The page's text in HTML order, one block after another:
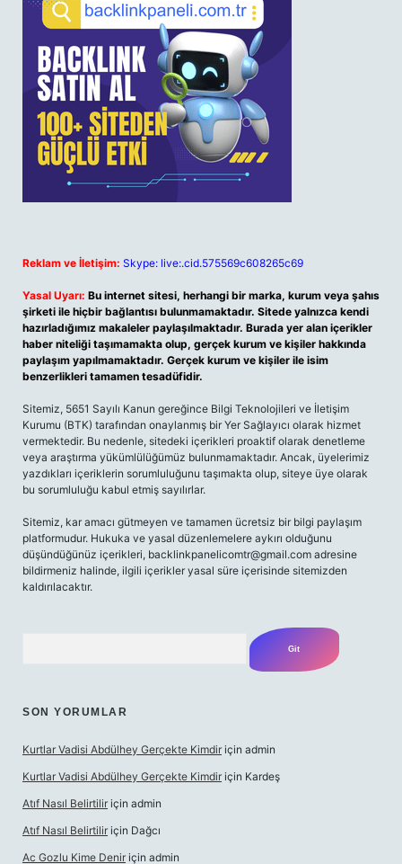
Reklam ve İletişim: Skype: live:.cid.575569c608265c69
Yasal Uyarı: Bu internet sitesi, herhangi bir marka, kurum veya şahıs
şirketi ile hiçbir bağlantısı bulunmamaktadır. Sitede yalnızca kendi
hazırladığımız makaleler paylaşılmaktadır. Burada yer alan içerikler
haber niteliği taşımamakta olup, gerçek kurum ve kişiler hakkında
paylaşım yapılmamaktadır. Gerçek kurum ve kişiler ile isim
benzerlikleri tamamen tesadüfidir.
Sitemiz, 5651 Sayılı Kanun gereğince Bilgi Teknolojileri ve İletişim
Kurumu (BTK) tarafından onaylanmış bir Yer Sağlayıcı olarak hizmet
vermektedir. Bu nedenle, sitedeki içerikleri proaktif olarak denetleme
veya araştırma yükümlülüğümüz bulunmamaktadır. Ancak, üyelerimiz
yazdıkları içeriklerin sorumluluğunu taşımakta olup, siteye üye olarak
bu sorumluluğu kabul etmiş sayılırlar.
Sitemiz, kar amacı gütmeyen ve tamamen ücretsiz bir bilgi paylaşım
platformudur. Hukuka ve yasal düzenlemelere aykırı olduğunu
düşündüğünüz içerikleri, backlinkpanelicomtr@gmail.com adresine
bildirmeniz halinde, ilgili içerikler yasal süre içerisinde sitemizden
kaldırılacaktır.
SON YORUMLAR
Kurtlar Vadisi Abdülhey Gerçekte Kimdir için admin
Kurtlar Vadisi Abdülhey Gerçekte Kimdir için Kardeş
Atıf Nasıl Belirtilir için admin
Atıf Nasıl Belirtilir için Dağcı
Ac Gozlu Kime Denir için admin